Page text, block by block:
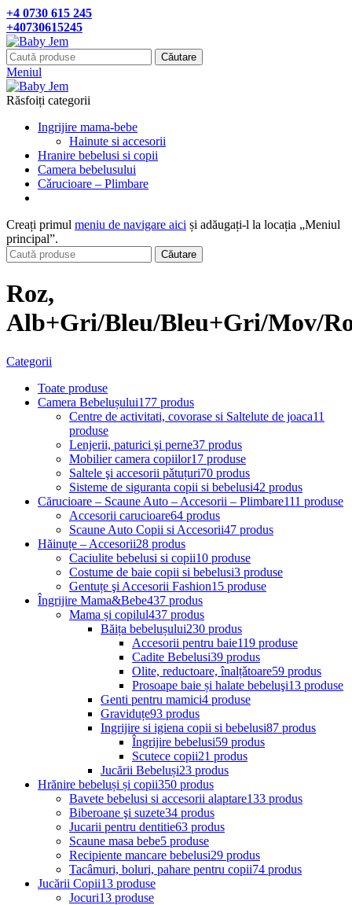
+4 0730 615 245
+40730615245
Căutare
Meniul
Răsfoiți categorii
Ingrijire mama-bebe
Hainute si accesorii
Hranire bebelusi si copii
Camera bebelusului
Cǎrucioare – Plimbare
Creați primul meniu de navigare aici și adăugați-l la locația „Meniul
principal”.
Căutare
Roz,
Alb+Gri/Bleu/Bleu+Gri/Mov/
Categorii
Toate produse
Camera Bebelușului177 produs
Centre de activitati, covorase si Saltelute de joaca11
produse
Lenjerii, paturici şi perne37 produs
Mobilier camera copiilor17 produse
Saltele şi accesorii pǎtuțuri70 produs
Sisteme de siguranta copii si bebelusi42 produs
Cărucioare – Scaune Auto – Accesorii – Plimbare111 produse
Accesorii carucioare64 produs
Scaune Auto Copii si Accesorii47 produs
Hăinuțe – Accesorii28 produs
Caciulite bebelusi si copii10 produse
Costume de baie copii si bebelusi3 produse
Gentuțe şi Accesorii Fashion15 produse
Îngrijire Mama&Bebe437 produs
Mama și copilul437 produs
Băița bebelușului230 produs
Accesorii pentru baie119 produse
Cadite Bebelusi39 produs
Olite, reductoare, înalțǎtoare59 produs
Prosoape baie și halate bebeluşi13 produse
Genti pentru mamici4 produse
Graviduțe93 produs
Ingrijire si igiena copii si bebelusi87 produs
Îngrijire bebelusi59 produs
Scutece copii21 produs
Jucării Bebeluși23 produs
Hrănire bebeluși și copii350 produs
Bavete bebelusi si accesorii alaptare133 produs
Biberoane şi suzete34 produs
Jucarii pentru dentitie63 produs
Scaune masa bebe5 produse
Recipiente mancare bebelusi29 produs
Tacâmuri, boluri, pahare pentru copii74 produs
Jucării Copii13 produse
Jocuri13 produse